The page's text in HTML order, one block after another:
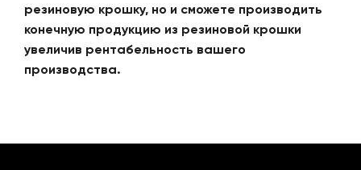
резиновую крошку, но и сможете производить
конечную продукцию из резиновой крошки
увеличив рентабельность вашего
производства.